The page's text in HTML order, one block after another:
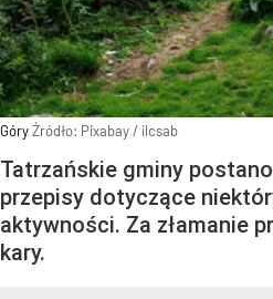
GóryŹródło: Pixabay/ ilcsab
Tatrzańskie gminy
przepisy dotyczące
aktywności. Za złamanie
kary.